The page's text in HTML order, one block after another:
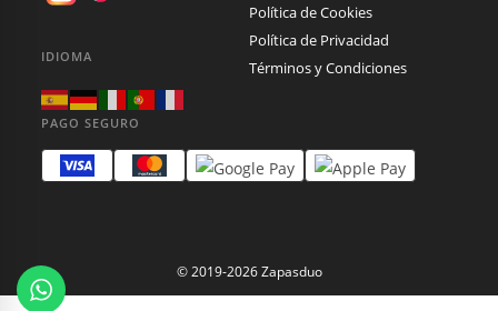
IDIOMA
Política de Cookies
Política de Privacidad
Términos y Condiciones
PAGO SEGURO
© 2019-2026 Zapasduo